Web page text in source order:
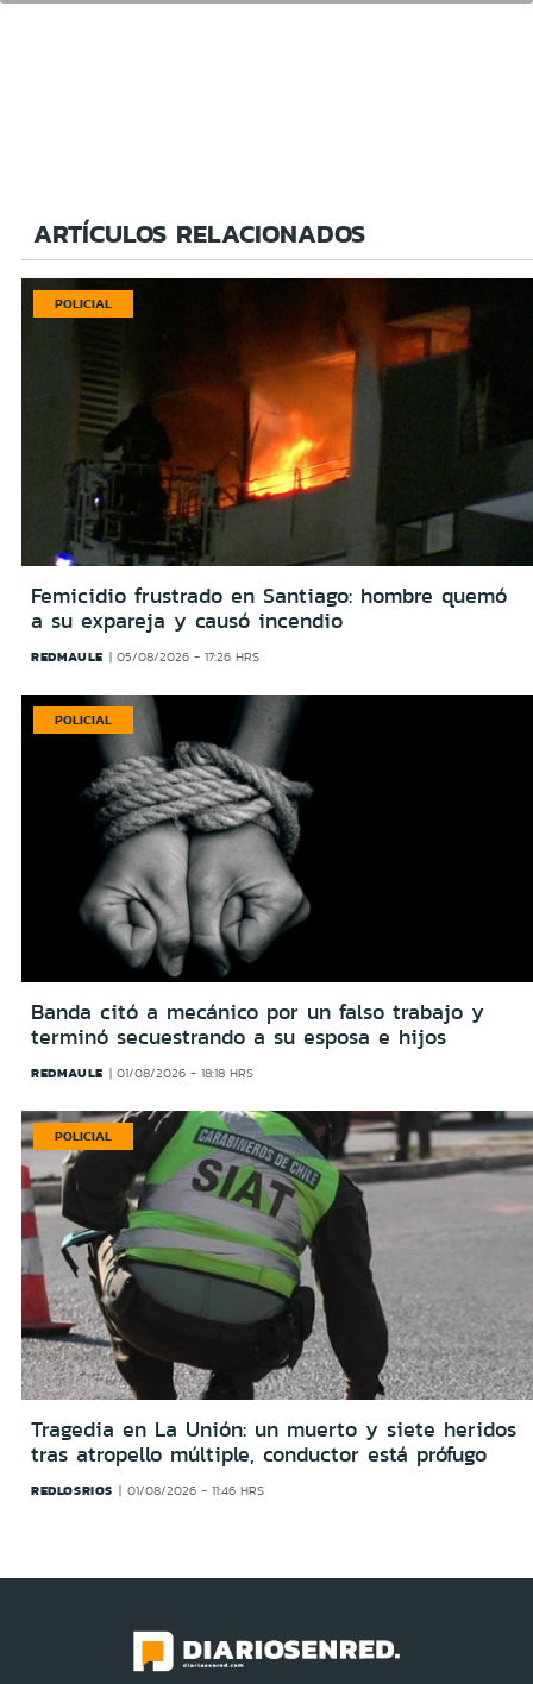
ARTÍCULOS RELACIONADOS
POLICIAL
Femicidio frustrado en Santiago: hombre quemó
a su expareja y causó incendio
REDMAULE 05/08/2026 - 17:26 HRS
POLICIAL
Banda citó a mecánico por un falso trabajo y
terminó secuestrando a su esposa e hijos
REDMAULE 01/08/2026 - 18:18 HRS
POLICIAL
Tragedia en La Unión: un muerto y siete heridos
tras atropello múltiple, conductor está prófugo
REDLOSRIOS 01/08/2026 - 11:46 HRS